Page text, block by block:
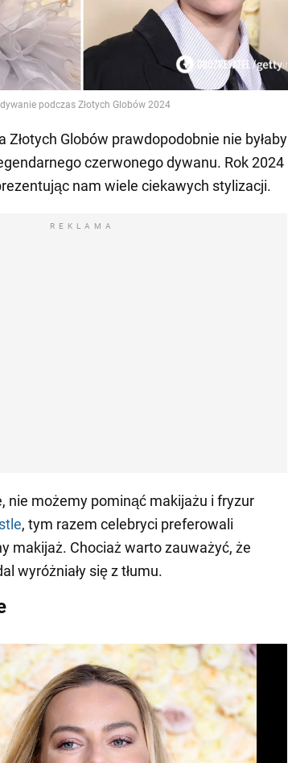
podczas Złotych Globów 2024
Złotych Globów prawdopodobnie nie byłaby
czerwonego dywanu. Rok 2024
nam wiele ciekawych stylizacji.
REKLAMA
nie możemy pominąć makijażu i fryzur
, tym razem celebryci preferowali
makijaż. Chociaż warto zauważyć, że
wyróżniały się z tłumu.